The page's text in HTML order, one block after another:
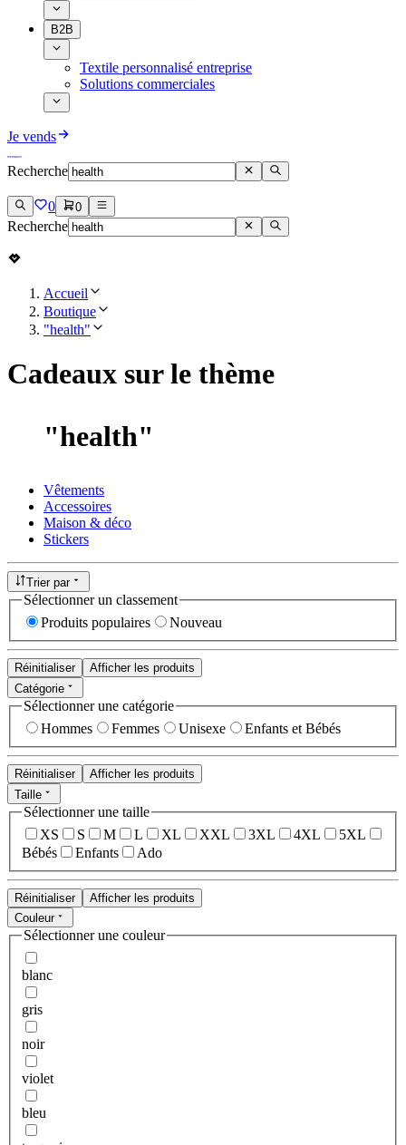
B2B
Textile personnalisé entreprise
Solutions commerciales
Je vends
Recherche
0 0
Recherche
Accueil
Boutique
"health"
Cadeaux sur le thème
"health"
Vêtements
Accessoires
Maison & déco
Stickers
Trier par
Sélectionner un classement
Produits populaires
Nouveau
Réinitialiser
Afficher les produits
Catégorie
Sélectionner une catégorie
Hommes
Femmes Unisexe Enfants et Bébés
Réinitialiser
Afficher les produits
Taille
Sélectionner une taille
XS
S M L XL XXL 3XL 4XL
5XL
Bébés
Enfants Ado
Réinitialiser
Afficher les produits
Couleur
Sélectionner une couleur
blanc
gris
noir
violet
bleu